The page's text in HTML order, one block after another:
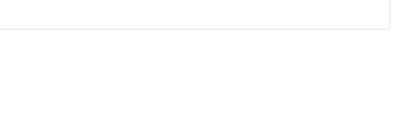
iletebilirsiniz.